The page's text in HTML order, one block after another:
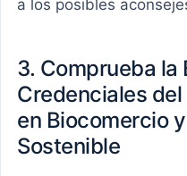
a los posibles
3. Comprueba la
Credenciales
en Biocomercio
Sostenible